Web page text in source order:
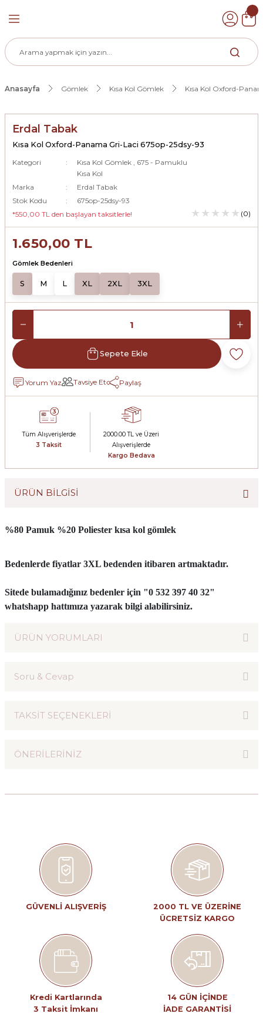
Anasayfa Gömlek Kısa Kol Gömlek Kısa Kol Oxford-
Erdal Tabak
Kısa Kol Oxford-Panama Gri-Laci 675op-25dsy-93
Kategori
Kısa Kol Gömlek , 675 - Pamuklu
Kısa Kol
Marka
Erdal Tabak
Stok Kodu
675op-25dsy-93
*550,00 TL den başlayan taksitlerle!
(0)
1.650,00 TL
Gömlek Bedenleri
S M L XL 2XL 3XL
Sepete Ekle
Yorum Yaz Tavsiye Et Paylaş
Tüm Alışverişlerde
3 Taksit
2000.00 TL ve Üzeri
Alışverişlerde
Kargo Bedava
ÜRÜN BİLGİSİ
%80 Pamuk %20 Poliester kısa kol gömlek
Bedenlerde fiyatlar 3XL bedenden itibaren artmaktadır.
Sitede bulamadığınız bedenler için "0 532 397 40 32"
whatshapp hattımıza yazarak bilgi alabilirsiniz.
ÜRÜN YORUMLARI
Soru & Cevap
TAKSİT SEÇENEKLERİ
ÖNERİLERİNİZ
Ürün resmi kalitesiz, bozuk veya görüntülenemiyor.
Ürün açıklamasında eksik bilgiler bulunuyor.
Ürün bilgilerinde hatalar bulunuyor.
Ürün fiyatı diğer sitelerden daha pahalı.
Bu ürüne benzer farklı alternatifler olmalı.
GÜVENLİ ALIŞVERİŞ
2000 TL VE ÜZERİNE
ÜCRETSİZ KARGO
Kredi Kartlarında
3 Taksit İmkanı
14 GÜN İÇİNDE
İADE GARANTİSİ